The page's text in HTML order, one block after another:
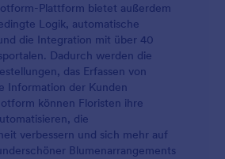
Plattform bietet außerdem
Logik, automatische
die Integration mit über 40
Dadurch werden die
das Erfassen von
Information der Kunden
können Floristen ihre
die
verbessern und sich mehr auf
Blumenarrangements